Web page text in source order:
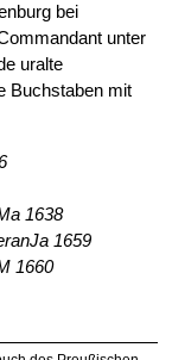
bei
unter
uralte
Buchstaben mit
1638
1659
1660